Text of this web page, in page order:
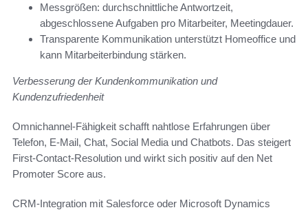
Messgrößen: durchschnittliche Antwortzeit,
abgeschlossene Aufgaben pro Mitarbeiter, Meetingdauer.
Transparente Kommunikation unterstützt Homeoffice und
kann Mitarbeiterbindung stärken.
Verbesserung der Kundenkommunikation und
Kundenzufriedenheit
Omnichannel-Fähigkeit schafft nahtlose Erfahrungen über
Telefon, E‑Mail, Chat, Social Media und Chatbots. Das steigert
First-Contact-Resolution und wirkt sich positiv auf den Net
Promoter Score aus.
CRM-Integration mit Salesforce oder Microsoft Dynamics